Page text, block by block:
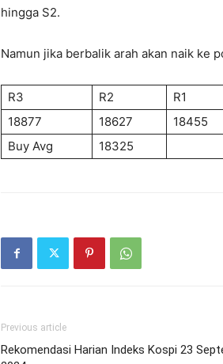
hingga S2.
Namun jika berbalik arah akan naik ke
R3 R2 R1
18877
18627 18455
Buy Avg
18325
Previous article
Rekomendasi Harian Indeks Kospi 23